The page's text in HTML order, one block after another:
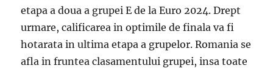
etapa a doua a grupei E de la Euro 2024. Drept
urmare, calificarea in optimile de finala va fi
hotarata in ultima etapa a grupelor. Romania se
afla in fruntea clasamentului grupei, insa toate